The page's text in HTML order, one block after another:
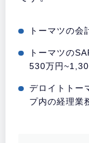
トーマツの
トーマツの
530万円
デロイトトー
プ内の経理業